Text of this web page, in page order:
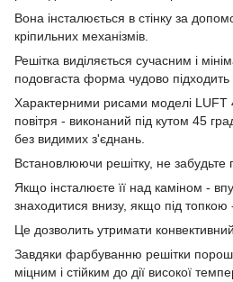
Вона інсталюється в стінку за
кріпильних механізмів.
Решітка виділяється сучасним і
подовгаста форма чудово підходить
Характерними рисами моделі LUFT
повітря - виконаний під кутом 45
без видимих з'єднань.
Встановлюючи решітку, не забудьте
Якщо інсталюєте її над каміном -
знаходитися внизу, якщо під топкою -
Це дозволить утримати конвективний
Завдяки фарбуванню решітки
міцним і стійким до дії високої